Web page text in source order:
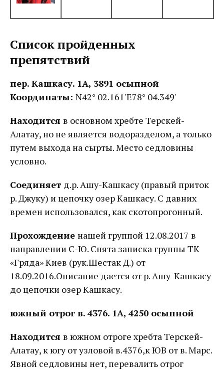
Список пройденных
препятствий
пер. Кашкасу. 1А, 3891 осыпной
Координаты: N42° 02.161'E78° 04.349'
Находится в основном хребте Терскей-
Алатау, но не является водоразделом, а только
путем выхода на сырты. Место седловины
условно.
Соединяет д.р. Ашу-Кашкасу (правый приток
р. Джуку) и цепочку озер Кашкасу. С давних
времен использовался, как скотопрогонный.
Прохождение нашей группой 12.08.2017 в
направлении С-Ю. Снята записка группы ТК
«Гряда» Киев (рук.Шестак Д.) от
18.09.2016.Описание дается от р. Ашу-Кашкасу
до цепочки озер Кашкасу.
южный отрог в. 4376. 1А, 4250 осыпной
Находится в южном отроге хребта Терскей-
Алатау, к югу от узловой в.4376,к ЮВ от в. Марс.
Явной седловины нет, перевалить отрог